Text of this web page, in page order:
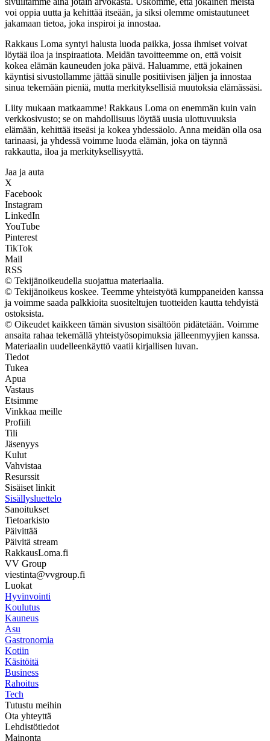
voi oppia uutta ja kehittää itseään, ja siksi olemme omistautuneet
jakamaan tietoa, joka inspiroi ja innostaa.
Rakkaus Loma syntyi halusta luoda paikka, jossa ihmiset voivat
löytää iloa ja inspiraatiota. Meidän tavoitteemme on, että voisit
kokea elämän kauneuden joka päivä. Haluamme, että jokainen
käyntisi sivustollamme jättää sinulle positiivisen jäljen ja innostaa
sinua tekemään pieniä, mutta merkityksellisiä muutoksia elämässäsi.
Liity mukaan matkaamme! Rakkaus Loma on enemmän kuin vain
verkkosivusto; se on mahdollisuus löytää uusia ulottuvuuksia
elämään, kehittää itseäsi ja kokea yhdessäolo. Anna meidän olla osa
tarinaasi, ja yhdessä voimme luoda elämän, joka on täynnä
rakkautta, iloa ja merkityksellisyyttä.
Jaa ja auta
X
Facebook
Instagram
LinkedIn
YouTube
Pinterest
TikTok
Mail
RSS
© Tekijänoikeudella suojattua materiaalia.
© Tekijänoikeus koskee. Teemme yhteistyötä kumppaneiden kanssa
ja voimme saada palkkioita suositeltujen tuotteiden kautta tehdyistä
ostoksista.
© Oikeudet kaikkeen tämän sivuston sisältöön pidätetään. Voimme
ansaita rahaa tekemällä yhteistyösopimuksia jälleenmyyjien kanssa.
Materiaalin uudelleenkäyttö vaatii kirjallisen luvan.
Tiedot
Tukea
Apua
Vastaus
Etsimme
Vinkkaa meille
Profiili
Tili
Jäsenyys
Kulut
Vahvistaa
Resurssit
Sisäiset linkit
Sisällysluettelo
Sanoitukset
Tietoarkisto
Päivittää
Päivitä stream
RakkausLoma.fi
VV Group
viestinta@vvgroup.fi
Luokat
Hyvinvointi
Koulutus
Kauneus
Asu
Gastronomia
Kotiin
Käsitöitä
Business
Rahoitus
Tech
Tutustu meihin
Ota yhteyttä
Lehdistötiedot
Mainonta